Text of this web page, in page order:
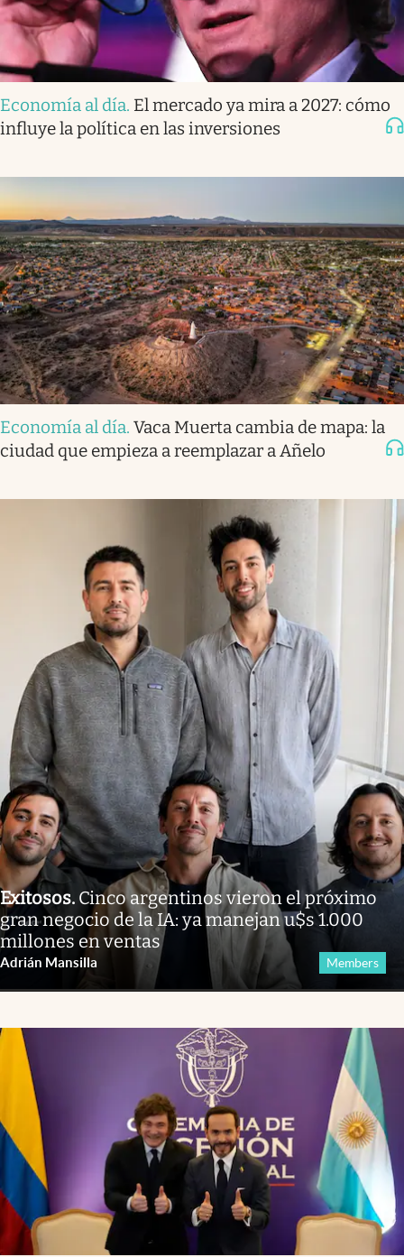
Economía al día. El mercado ya mira a 2027: cómo
influye la política en las inversiones
Economía al día. Vaca Muerta cambia de mapa: la
ciudad que empieza a reemplazar a Añelo
Exitosos. Cinco argentinos vieron el próximo
gran negocio de la IA: ya manejan u$s 1.000
millones en ventas
Adrián Mansilla Members